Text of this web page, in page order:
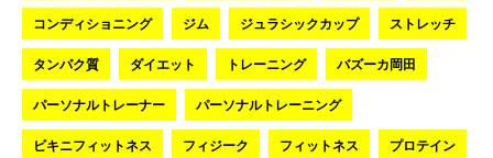
コンディショニング ジム ジュラシックカップ ストレッチ
タンパク質 ダイエット トレーニング バズーカ岡田
パーソナルトレーナー パーソナルトレーニング
ビキニフィットネス フィジーク フィットネス プロテイン